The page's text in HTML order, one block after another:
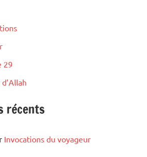
29
récents
Invocations du voyageur